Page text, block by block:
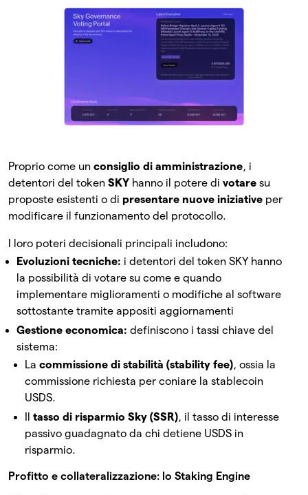
Proprio come un consiglio di amministrazione, i
detentori del token SKY hanno il potere di votare su
proposte esistenti o di presentare nuove iniziative per
modificare il funzionamento del protocollo.
I loro poteri decisionali principali includono:
Evoluzioni tecniche: i detentori del token SKY hanno
la possibilità di votare su come e quando
implementare miglioramenti o modifiche al software
sottostante tramite appositi aggiornamenti
Gestione economica: definiscono i tassi chiave del
sistema:
La commissione di stabilità (stability fee), ossia la
commissione richiesta per coniare la stablecoin
USDS.
tasso di risparmio Sky (SSR), il tasso di interesse
passivo guadagnato da chi detiene USDS in
risparmio.
Profitto e collateralizzazione: lo Staking Engine